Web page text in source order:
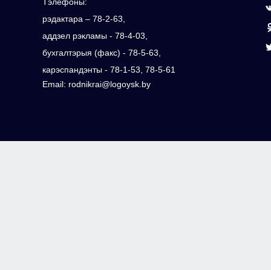
рэдактара – 78-2-63,
аддзел рэкламы - 78-4-03,
бухгалтэрыя (факс) - 78-5-63,
карэспандэнты - 78-1-53, 78-5-61
Email: rodnikrai@logoysk.by